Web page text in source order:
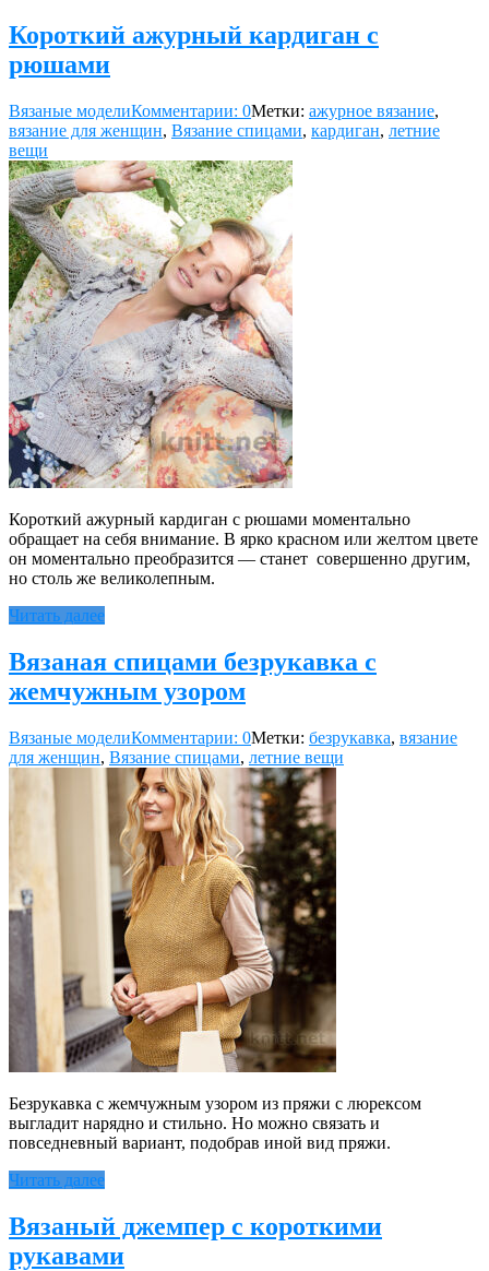
Короткий ажурный кардиган с
рюшами
Вязаные моделиКомментарии: 0Метки: ажурное вязание,
вязание для женщин, Вязание спицами, кардиган, летние
вещи
Короткий ажурный кардиган с рюшами моментально
обращает на себя внимание. В ярко красном или желтом цвете
он моментально преобразится — станет совершенно другим,
но столь же великолепным.
Читать далее
Вязаная спицами безрукавка с
жемчужным узором
Вязаные моделиКомментарии: 0Метки: безрукавка, вязание
для женщин, Вязание спицами, летние вещи
Безрукавка с жемчужным узором из пряжи с люрексом
выгладит нарядно и стильно. Но можно связать и
повседневный вариант, подобрав иной вид пряжи.
Читать далее
Вязаный джемпер с короткими
рукавами